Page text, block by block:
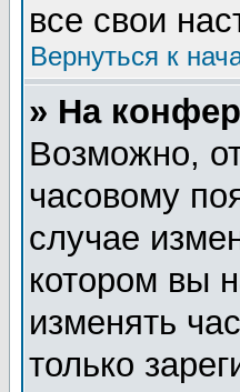
все свои
Вернуться к
» На
Возможно,
часовому
случае
котором вы
изменять
только